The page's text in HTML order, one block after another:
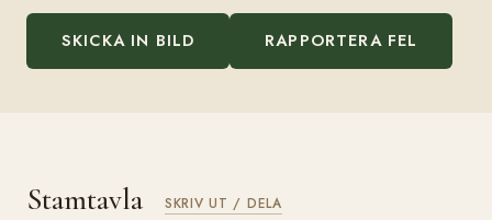
SKICKA IN BILD RAPPORTERA FEL
Stamtavla SKRIV UT / DELA